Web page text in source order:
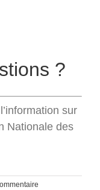
?
sur
Nationale des